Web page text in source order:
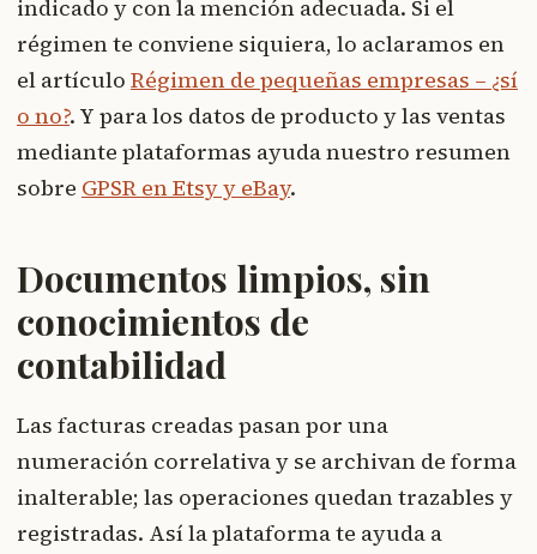
indicado y con la mención adecuada. Si el
régimen te conviene siquiera, lo aclaramos en
el artículo Régimen de pequeñas empresas – ¿sí
o no?. Y para los datos de producto y las ventas
mediante plataformas ayuda nuestro resumen
sobre GPSR en Etsy y eBay.
Documentos limpios, sin
conocimientos de
contabilidad
Las facturas creadas pasan por una
numeración correlativa y se archivan de forma
inalterable; las operaciones quedan trazables y
registradas. Así la plataforma te ayuda a